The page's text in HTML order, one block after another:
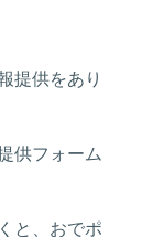
提供をあり
供フォーム
と、おでポ